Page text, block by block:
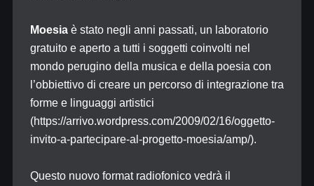
Moesiaè stato negli anni passati, un laboratorio
gratuito e aperto a tutti i soggetti coinvolti nel
mondo perugino della musica e della poesia con
l’obbiettivo di creare un percorso di integrazione tra
forme e linguaggi artistici
(https://arrivo.wordpress.com/2009/02/16/oggetto-
invito-a-partecipare-al-progetto-moesia/amp/).
Questo nuovo format radiofonico vedrà il